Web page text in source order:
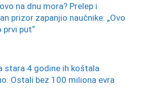
na dnu mora? Prelep i
prizor zapanjio naučnike: „Ovo
prvi put“
stara 4 godine ih koštala
Ostali bez 100 miliona evra